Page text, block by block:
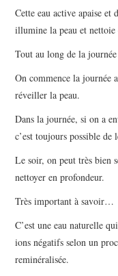
Cette eau active apaise
illumine la peau et
Tout au long de la
On commence la journée
réveiller la peau.
Dans la journée, si on a
c’est toujours possible
Le soir, on peut très bien
nettoyer en profondeur.
Très important à savoir…
C’est une eau naturelle
ions négatifs selon un
reminéralisée.